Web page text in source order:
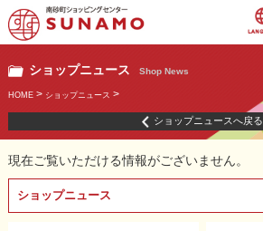
ショップニュース Shop News
HOME> ショップニュース >
ショップニュースへ戻る
現在ご覧いただける情報がございません。
ショップニュース